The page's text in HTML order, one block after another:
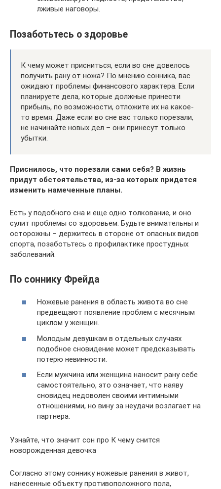
лживые наговоры.
Позаботьтесь о здоровье
К чему может присниться, если во сне довелось
получить рану от ножа? По мнению сонника, вас
ожидают проблемы финансового характера. Если
планируете дела, которые должные принести
прибыль, по возможности, отложите их на какое-
то время. Даже если во сне вас только порезали,
не начинайте новых дел – они принесут только
убытки.
Приснилось, что порезали сами себя? В жизнь
придут обстоятельства, из-за которых придется
изменить намеченные планы.
Есть у подобного сна и еще одно толкование, и оно
сулит проблемы со здоровьем. Будьте внимательны и
осторожны – держитесь в стороне от опасных видов
спорта, позаботьтесь о профилактике простудных
заболеваний.
По соннику Фрейда
Ножевые ранения в область живота во сне
предвещают появление проблем с месячным
циклом у женщин.
Молодым девушкам в отдельных случаях
подобное сновидение может предсказывать
потерю невинности.
Если мужчина или женщина наносит рану себе
самостоятельно, это означает, что наяву
сновидец недоволен своими интимными
отношениями, но вину за неудачи возлагает на
партнера.
Узнайте, что значит сон про К чему снится
новорожденная девочка
Согласно этому соннику ножевые ранения в живот,
нанесенные объекту противоположного пола,